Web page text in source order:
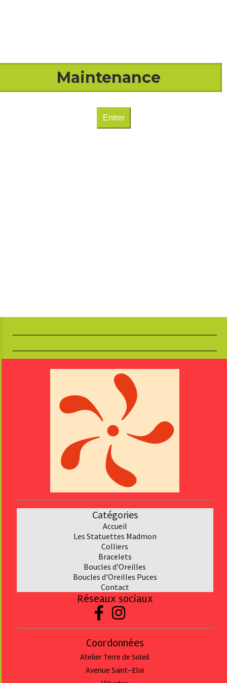
Maintenance
Catégories
Accueil
Les Statuettes Madmon
Colliers
Bracelets
Boucles d'Oreilles
Boucles d'Oreilles Puces
Contact
Réseaux sociaux
 
Coordonnées
Atelier Terre de Soleil
Avenue Saint-Eloi